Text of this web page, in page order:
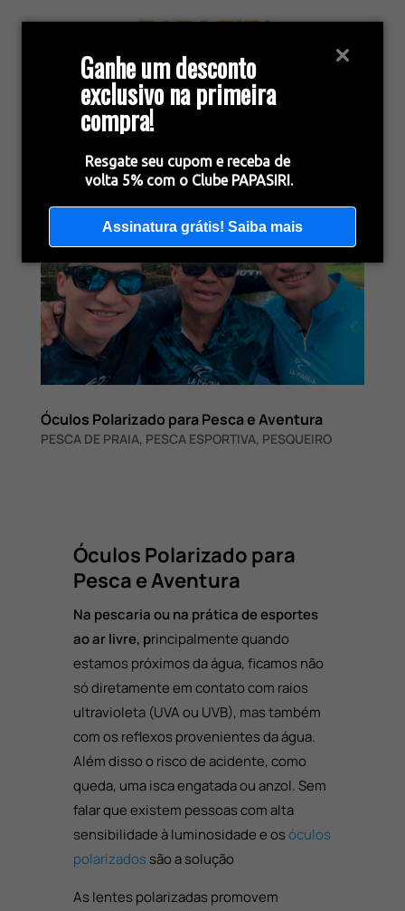
Ganhe um desconto
exclusivo na primeira
compra!
Resgate seu cupom e receba de
volta 5% com o Clube PAPASIRI.
Assinatura grátis! Saiba mais
Óculos Polarizado para Pesca e Aventura
PESCA DE PRAIA, PESCA ESPORTIVA, PESQUEIRO
Óculos Polarizado para
Pesca e Aventura
Na pescaria ou na prática de esportes
ao ar livre, principalmente quando
estamos próximos da água, ficamos não
só diretamente em contato com raios
ultravioleta (UVA ou UVB), mas também
com os reflexos provenientes da água.
Além disso o risco de acidente, como
queda, uma isca engatada ou anzol. Sem
falar que existem pessoas com alta
sensibilidade à luminosidade e osóculos
polarizados são a solução
As lentes polarizadas promovem